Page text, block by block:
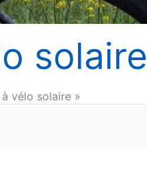
solaire
à vélo solaire »